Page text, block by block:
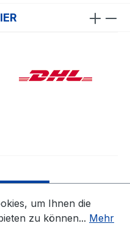
um Ihnen die
zu können... Mehr